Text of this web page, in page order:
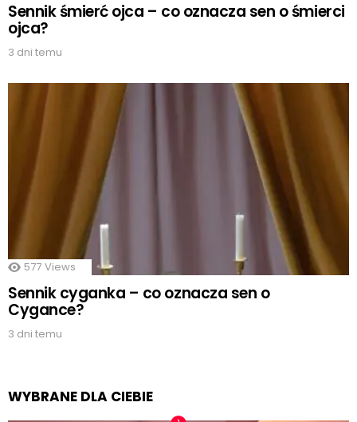
Sennik śmierć ojca – co oznacza sen o śmierci
ojca?
3 dni temu
577 Views
Sennik cyganka – co oznacza sen o
Cygance?
3 dni temu
WYBRANE DLA CIEBIE